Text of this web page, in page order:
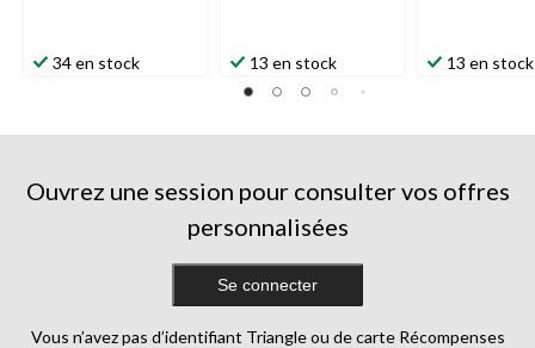
34 en stock 13 en stock 13 en stock
Ouvrez une session pour consulter vos offres
personnalisées
Se connecter
Vous n’avez pas d’identifiant Triangle ou de carte Récompenses